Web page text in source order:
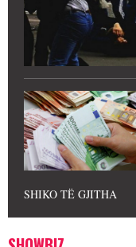
SHIKO TË GJITHA